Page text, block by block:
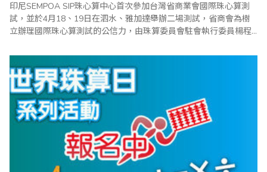
印尼SEMPOA SIP珠心算中心首次參加台灣省商業會國際珠心算測
試，並於4月18、19日在泗水、雅加達舉辦二場測試，省商會為樹
立辦理國際珠心算測試的公信力，由珠算委員會駐會執行委員楊程
珠心算的成績。印尼SEMPOA SIP珠心算中心負責人、世界珠算心
算聯合會常務理事林建中於2014年在省商會珠算委員會副主任委員
施美鈴的陪同下拜訪省商會，雙..